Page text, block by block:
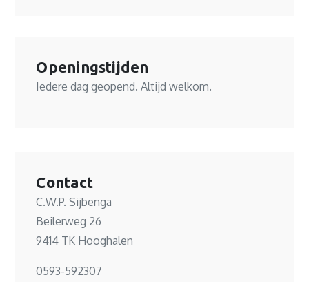
Openingstijden
Iedere dag geopend. Altijd welkom.
Contact
C.W.P. Sijbenga
Beilerweg 26
9414 TK Hooghalen
0593-592307